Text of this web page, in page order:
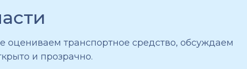
оцениваем транспортное средство, обсуждаем
и прозрачно.